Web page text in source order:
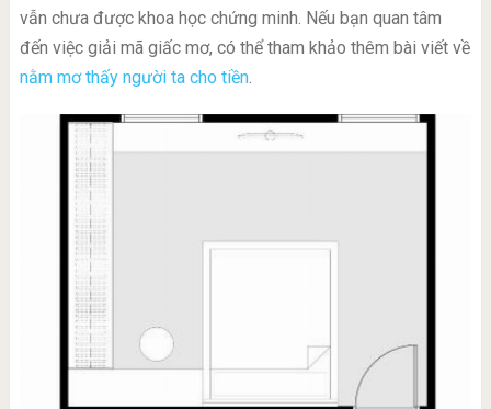
vẫn chưa được khoa học chứng minh. Nếu bạn quan tâm
đến việc giải mã giấc mơ, có thể tham khảo thêm bài viết về
nằm mơ thấy người ta cho tiền.